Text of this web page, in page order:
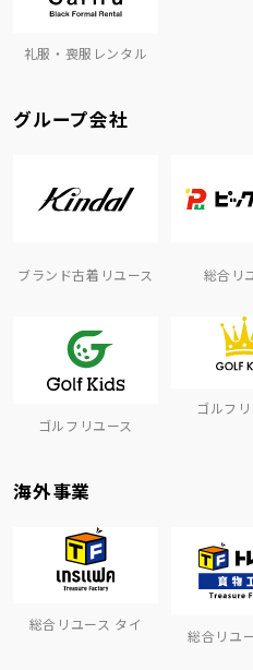
礼服・喪服レンタル
グループ会社
ブランド古着リユース 総合リ
ゴルフリユース
ゴルフ
海外事業
総合リユース タイ
総合リユ